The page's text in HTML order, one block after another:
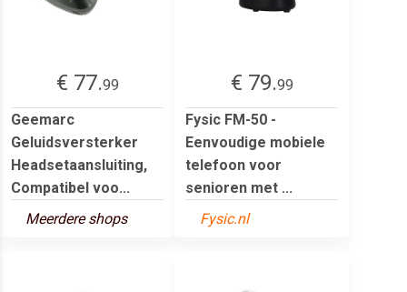
€ 77.99
Geemarc
Geluidsversterker
Headsetaansluiting,
Compatibel voo...
Meerdere shops
€ 79.99
Fysic FM-50 -
Eenvoudige mobiele
telefoon voor
senioren met ...
Fysic.nl